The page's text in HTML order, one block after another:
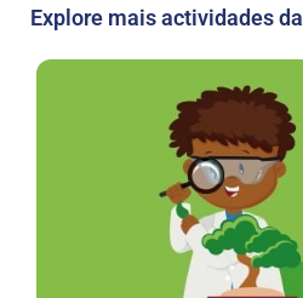
Explore mais actividades